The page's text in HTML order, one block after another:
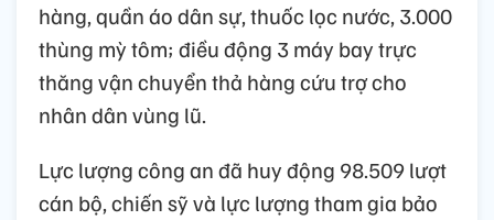
hàng, quần áo dân sự, thuốc lọc nước, 3.000
thùng mỳ tôm; điều động 3 máy bay trực
thăng vận chuyển thả hàng cứu trợ cho
nhân dân vùng lũ.
Lực lượng công an đã huy động 98.509 lượt
cán bộ, chiến sỹ và lực lượng tham gia bảo